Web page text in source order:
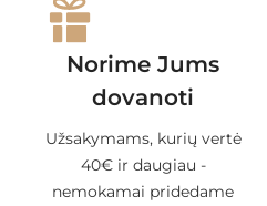
Norime Jums
dovanoti
Užsakymams, kurių vertė
40€ ir daugiau -
nemokamai pridedame